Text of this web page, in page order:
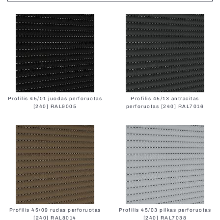
Roller Blinds Day-Night
Electric Roller Blinds
Electric Venetian Blinds
Electric Blinds MOTIONBLINDS
Roller Nets
Pleated Nets
Electric Curtain Rails
Gate Automation
Balcony Awnings
BBQ Pergola
Carport
Storage Shed
Profilis 45/01 juodas perforuotas
[240] RAL9005
Profilis 45/13 antracitas
perforuotas [240] RAL7016
Profilis 45/09 rudas perforuotas
[240] RAL8014
Profilis 45/03 pilkas perforuotas
[240] RAL7038